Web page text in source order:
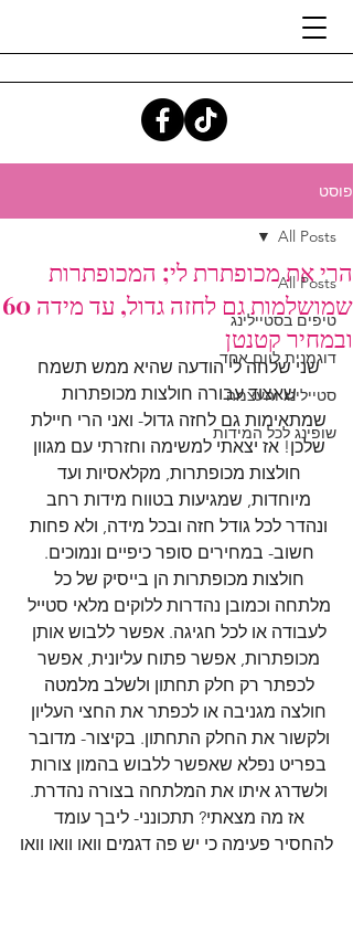
פוסט
All Posts
טיפים בסטיילינג
דוגמנית ליום אחד
סטיילינג והעצמה
שופינג לכל המידות
All Posts
הרי את מכופתרת לי; המכופתרות
שמושלמות גם לחזה גדול, עד מידה 60
ובמחיר קטנטן
שני שלחה לי הודעה שהיא ממש תשמח
שאצוד עבורה חולצות מכופתרות
שמתאימות גם לחזה גדול- ואני הרי חיילת
שלכן! אז יצאתי למשימה וחזרתי עם מגוון
חולצות מכופתרות, מקלאסיות ועד
מיוחדות, שמגיעות בטווח מידות רחב
ונהדר לכל גודל חזה ובכל מידה, ולא פחות
חשוב- במחירים סופר כיפיים ונמוכים.
חולצות מכופתרות הן בייסיק של כל
מלתחה וכמובן נהדרות ללוקים מלאי סטייל
לעבודה או לכל חגיגה. אפשר ללבוש אותן
מכופתרות, אפשר פתוח עליונית, אפשר
לכפתר רק חלק תחתון ולשלב מלמטה
חולצה מגניבה או לכפתר את החצי העליון
ולקשור את החלק התחתון. בקיצור- מדובר
בפריט נפלא שאפשר ללבוש בהמון צורות
ולשדרג איתו את המלתחה בצורה נהדרת.
אז מה מצאתי? תתכונני- ליבך עומד
להחסיר פעימה כי יש פה דגמים וואו וואו וואו